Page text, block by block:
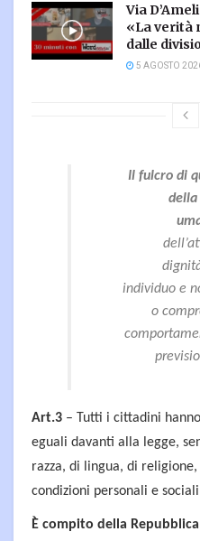
Via
«La verità
dalle
5 AGOSTO
Il fulcro di
della
individuo e
o
Art.3 – Tutti i cittadini
eguali davanti alla legge,
razza, di lingua, di
condizioni personali e
È compito della